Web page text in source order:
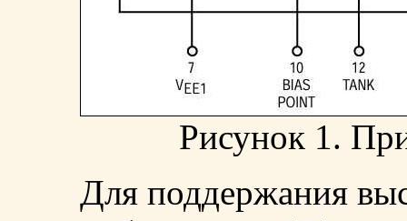
Рисунок 1.
Для поддержания